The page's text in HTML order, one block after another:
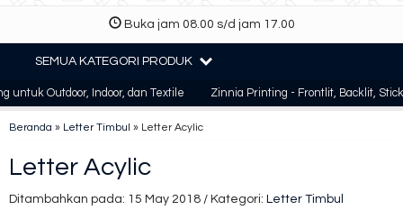
Buka jam 08.00 s/d jam 17.00
SEMUA KATEGORI PRODUK
Outdoor, Indoor, dan Textile Zinnia Printing - Frontlit, Backlit, Sticker,
Beranda » Letter Timbul » Letter Acylic
Letter Acylic
Ditambahkan pada: 15 May 2018 / Kategori: Letter Timbul